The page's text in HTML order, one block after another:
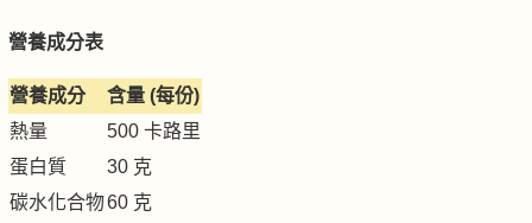
營養成分表
營養成分
含量 (每份)
熱量
500 卡路里
蛋白質
30 克
碳水化合物60 克